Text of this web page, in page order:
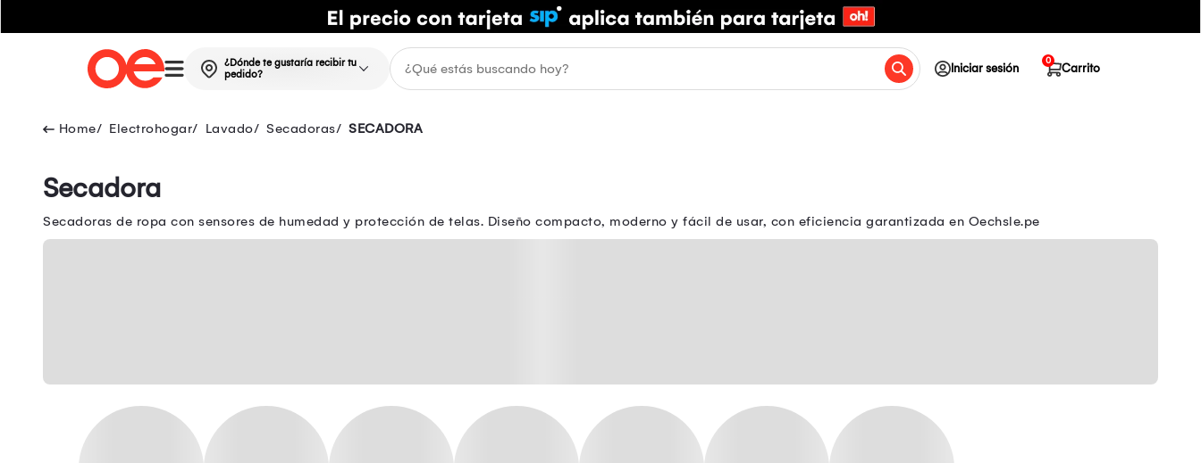
¿Dónde te gustaría recibir tu
pedido?
Iniciar sesión Carrito
0
Electrohogar Lavado Secadoras SECADORA
Secadora
Secadoras de ropa con sensores de humedad y protección de telas. Diseño compacto, moderno y fácil de usar, con eficiencia garantizada en Oechsle.pe